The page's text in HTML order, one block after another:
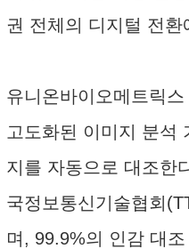
권 전체의 디지털 전
유니온바이오메트릭
고도화된 이미지 분석
지를 자동으로 대조한
국정보통신기술협회
며, 99.9%의 인감 대